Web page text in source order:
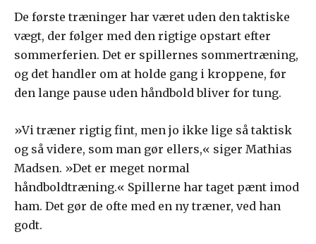
De første træninger har været uden den taktiske
vægt, der følger med den rigtige opstart efter
sommerferien. Det er spillernes sommertræning,
og det handler om at holde gang i kroppene, før
den lange pause uden håndbold bliver for tung.
»Vi træner rigtig fint, men jo ikke lige så taktisk
og så videre, som man gør ellers,« siger Mathias
Madsen. »Det er meget normal
håndboldtræning.« Spillerne har taget pænt imod
ham. Det gør de ofte med en ny træner, ved han
godt.